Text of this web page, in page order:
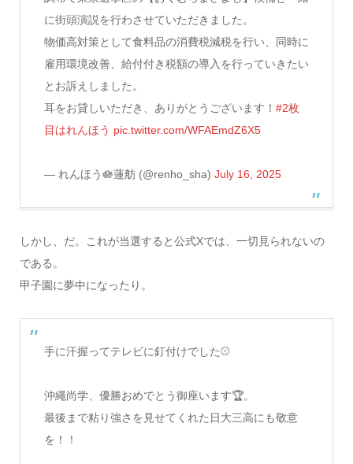
に街頭演説を行わさせていただきました。
物価高対策として食料品の消費税減税を行い、同時に
雇用環境改善、給付付き税額の導入を行っていきたい
とお訴えしました。
耳をお貸しいただき、ありがとうございます！ #2枚
目はれんほう pic.twitter.com/WFAEmdZ6X5
— れんほう🪷蓮舫 (@renho_sha) July 16, 2025
しかし、だ。これが当選すると公式Xでは、一切見られないの
である。
甲子園に夢中になったり。
手に汗握ってテレビに釘付けでした⚾️
沖繩尚学、優勝おめでとう御座います🏆。
最後まで粘り強さを見せてくれた日大三高にも敬意
を！！